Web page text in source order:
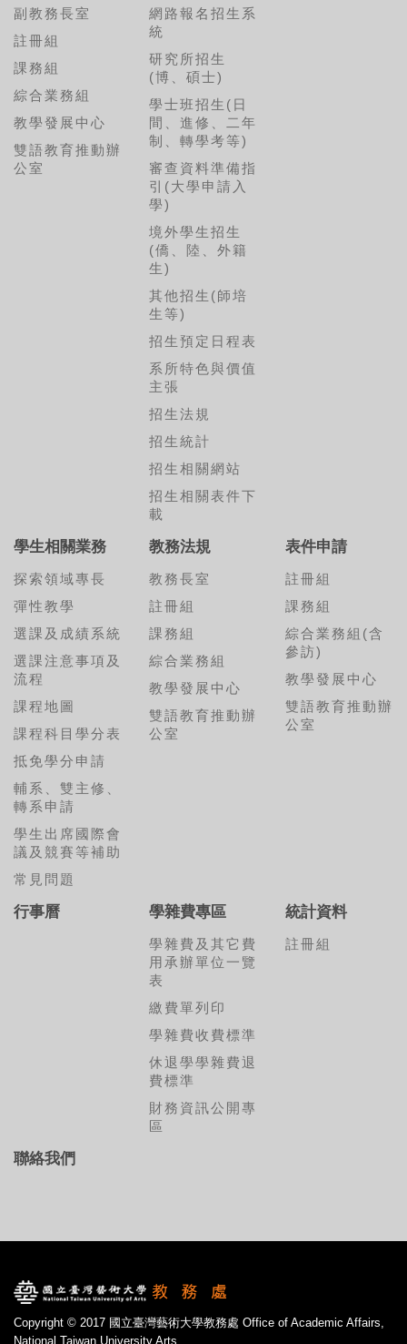
副教務長室
註冊組
課務組
綜合業務組
教學發展中心
雙語教育推動辦
公室
網路報名招生系
統
研究所招生
(博、碩士)
學士班招生(日
間、進修、二年
制、轉學考等)
審查資料準備指
引(大學申請入
學)
境外學生招生
(僑、陸、外籍
生)
其他招生(師培
生等)
招生預定日程表
系所特色與價值
主張
招生法規
招生統計
招生相關網站
招生相關表件下
載
學生相關業務
探索領域專長
彈性教學
選課及成績系統
選課注意事項及
流程
課程地圖
課程科目學分表
抵免學分申請
輔系、雙主修、
轉系申請
學生出席國際會
議及競賽等補助
常見問題
教務法規
教務長室
註冊組
課務組
綜合業務組
教學發展中心
雙語教育推動辦
公室
表件申請
註冊組
課務組
綜合業務組(含
參訪)
教學發展中心
雙語教育推動辦
公室
行事曆 學雜費專區
學雜費及其它費
用承辦單位一覽
表
繳費單列印
學雜費收費標準
休退學學雜費退
費標準
財務資訊公開專
區
統計資料
註冊組
聯絡我們
Copyright © 2017 國立臺灣藝術大學教務處 Office of Academic Affairs,
National Taiwan University Arts